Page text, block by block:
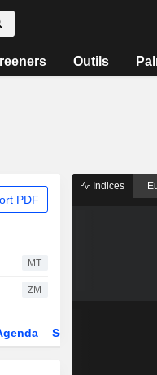
Outils
PDF
MT
ZM
Secteur
Indices